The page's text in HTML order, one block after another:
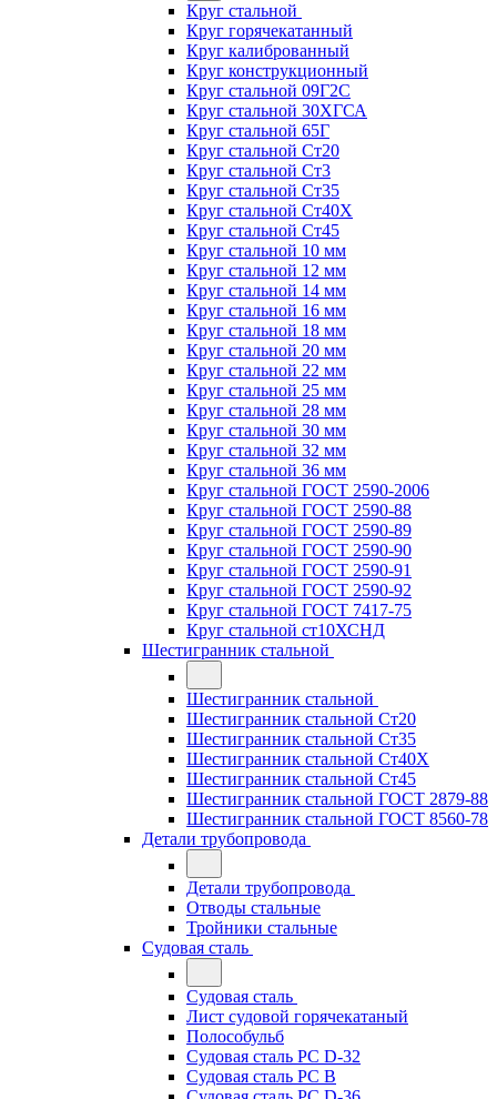
Круг стальной
Круг горячекатанный
Круг калиброванный
Круг конструкционный
Круг стальной 09Г2С
Круг стальной 30ХГСА
Круг стальной 65Г
Круг стальной Ст20
Круг стальной Ст3
Круг стальной Ст35
Круг стальной Ст40Х
Круг стальной Ст45
Круг стальной 10 мм
Круг стальной 12 мм
Круг стальной 14 мм
Круг стальной 16 мм
Круг стальной 18 мм
Круг стальной 20 мм
Круг стальной 22 мм
Круг стальной 25 мм
Круг стальной 28 мм
Круг стальной 30 мм
Круг стальной 32 мм
Круг стальной 36 мм
Круг стальной ГОСТ 2590-2006
Круг стальной ГОСТ 2590-88
Круг стальной ГОСТ 2590-89
Круг стальной ГОСТ 2590-90
Круг стальной ГОСТ 2590-91
Круг стальной ГОСТ 2590-92
Круг стальной ГОСТ 7417-75
Круг стальной ст10ХСНД
Шестигранник стальной
Шестигранник стальной
Шестигранник стальной Ст20
Шестигранник стальной Ст35
Шестигранник стальной Ст40Х
Шестигранник стальной Ст45
Шестигранник стальной ГОСТ 2879-88
Шестигранник стальной ГОСТ 8560-78
Детали трубопровода
Детали трубопровода
Отводы стальные
Тройники стальные
Судовая сталь
Судовая сталь
Лист судовой горячекатаный
Полособульб
Судовая сталь РС D-32
Судовая сталь РС В